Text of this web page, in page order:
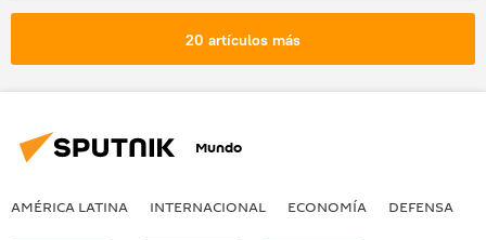
Ciudad Autónoma de Buenos Aires
educación
📈 Mercados y finanzas
💬 Opinión y Análisis
crisis económica
20 artículos más
Mundo
AMÉRICA LATINA INTERNACIONAL ECONOMÍA DEFENSA